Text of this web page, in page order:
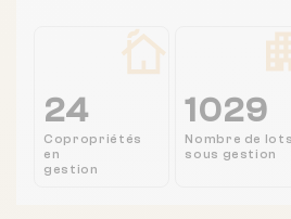
24
Copropriétés
en
gestion
1029
Nombre de lots
sous gestion